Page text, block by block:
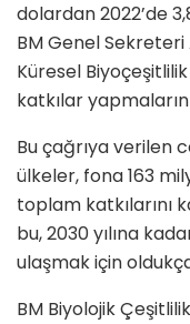
dolardan 2022’de
BM Genel
Küresel
katkılar
Bu çağrıya verilen
ülkeler, fona 163
toplam katkılarını
bu, 2030 yılına
ulaşmak için
BM Biyolojik